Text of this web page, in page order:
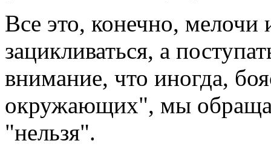
Все это, конечно,
зацикливаться, а
внимание, что иногда,
окружающих", мы
"нельзя".